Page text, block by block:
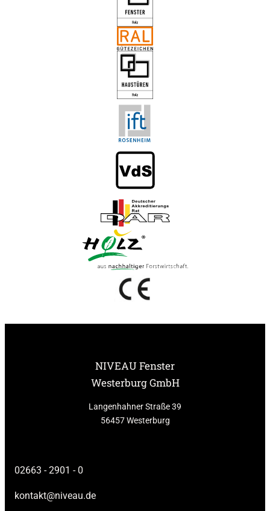
NIVEAU Fenster
Westerburg GmbH
Langenhahner Straße 39
56457 Westerburg
02663 - 2901 - 0
kontakt@niveau.de